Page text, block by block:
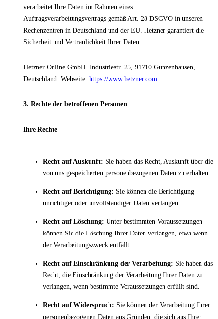
verarbeitet Ihre Daten im Rahmen eines
Auftragsverarbeitungsvertrags gemäß Art. 28 DSGVO in unseren
Rechenzentren in Deutschland und der EU. Hetzner garantiert die
Sicherheit und Vertraulichkeit Ihrer Daten.
Hetzner Online GmbH Industriestr. 25, 91710 Gunzenhausen,
Deutschland Webseite: https://www.hetzner.com
3. Rechte der betroffenen Personen
Ihre Rechte
Recht auf Auskunft: Sie haben das Recht, Auskunft über die
von uns gespeicherten personenbezogenen Daten zu erhalten.
Recht auf Berichtigung: Sie können die Berichtigung
unrichtiger oder unvollständiger Daten verlangen.
Recht auf Löschung: Unter bestimmten Voraussetzungen
können Sie die Löschung Ihrer Daten verlangen, etwa wenn
der Verarbeitungszweck entfällt.
Recht auf Einschränkung der Verarbeitung: Sie haben das
Recht, die Einschränkung der Verarbeitung Ihrer Daten zu
verlangen, wenn bestimmte Voraussetzungen erfüllt sind.
Recht auf Widerspruch: Sie können der Verarbeitung Ihrer
personenbezogenen Daten aus Gründen, die sich aus Ihrer